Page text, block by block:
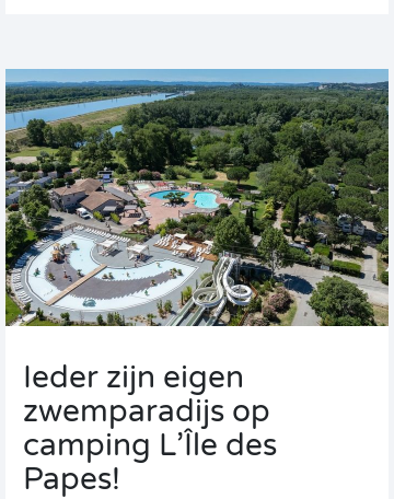
Ieder zijn eigen
zwemparadijs op
camping L’Île des
Papes!